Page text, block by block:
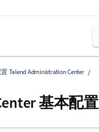
Talend Administration Center
基本配置